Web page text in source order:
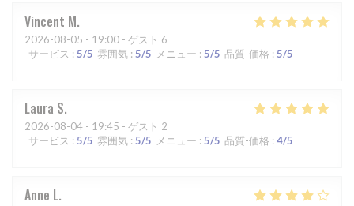
Vincent M
2026-08-05 - 19:00 - ゲスト 6
サービス : 5/5 雰囲気 : 5/5 メニュー : 5/5 品質-価格 : 5/5
Laura S
2026-08-04 - 19:45 - ゲスト 2
サービス : 5/5 雰囲気 : 5/5 メニュー : 5/5 品質-価格 : 4/5
Anne L